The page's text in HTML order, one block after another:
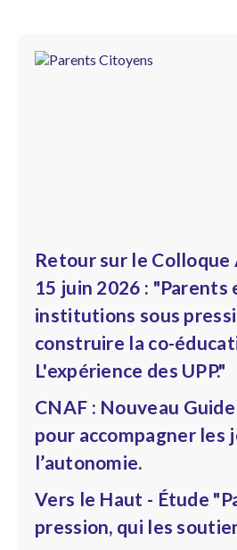
Retour sur le Colloque
15 juin 2026 : "Parents
institutions sous
construire la co-
L'expérience des UPP."
CNAF : Nouveau
pour accompagner les
l’autonomie.
Vers le Haut - Étude
pression, qui les